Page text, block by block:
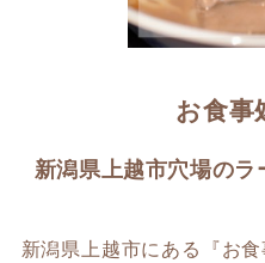
お食事
新潟県上越市穴場の
新潟県上越市にある『お